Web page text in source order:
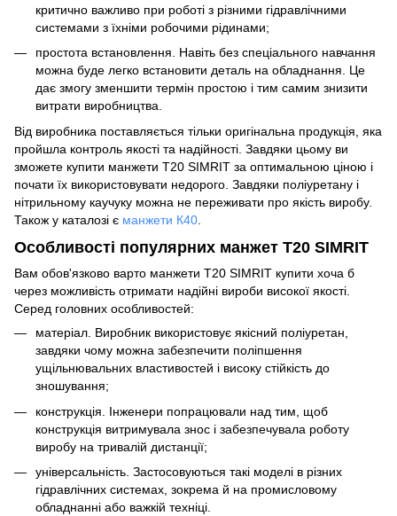
критично важливо при роботі з різними гідравлічними
системами з їхніми робочими рідинами;
простота встановлення. Навіть без спеціального навчання
можна буде легко встановити деталь на обладнання. Це
дає змогу зменшити термін простою і тим самим знизити
витрати виробництва.
Від виробника поставляється тільки оригінальна продукція, яка
пройшла контроль якості та надійності. Завдяки цьому ви
зможете купити манжети Т20 SIMRIT за оптимальною ціною і
почати їх використовувати недорого. Завдяки поліуретану і
нітрильному каучуку можна не переживати про якість виробу.
Також у каталозі є манжети К40
Особливості популярних манжет Т20 SIMRIT
Вам обов'язково варто манжети Т20 SIMRIT купити хоча б
через можливість отримати надійні вироби високої якості.
Серед головних особливостей:
матеріал. Виробник використовує якісний поліуретан,
завдяки чому можна забезпечити поліпшення
ущільнювальних властивостей і високу стійкість до
зношування;
конструкція. Інженери попрацювали над тим, щоб
конструкція витримувала знос і забезпечувала роботу
виробу на тривалій дистанції;
універсальність. Застосовуються такі моделі в різних
гідравлічних системах, зокрема й на промисловому
обладнанні або важкій техніці.